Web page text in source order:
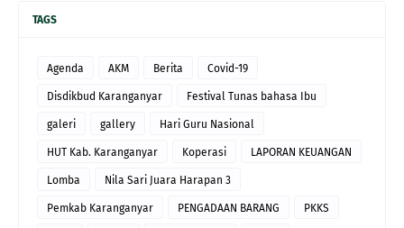
TAGS
Agenda AKM Berita Covid-19
Disdikbud Karanganyar Festival Tunas bahasa Ibu
galeri gallery Hari Guru Nasional
HUT Kab. Karanganyar Koperasi LAPORAN KEUANGAN
Lomba Nila Sari Juara Harapan 3
Pemkab Karanganyar PENGADAAN BARANG PKKS